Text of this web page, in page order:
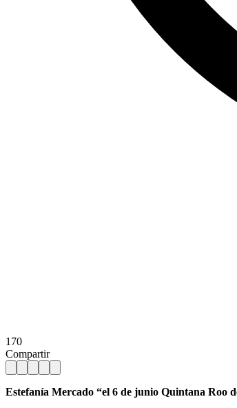
170
Compartir
Estefanía Mercado “el 6 de junio Quintana Roo